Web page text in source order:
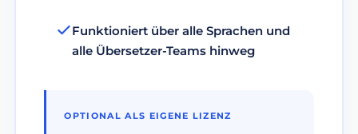
Funktioniert über alle Sprachen und
alle Übersetzer-Teams hinweg
OPTIONAL ALS EIGENE LIZENZ